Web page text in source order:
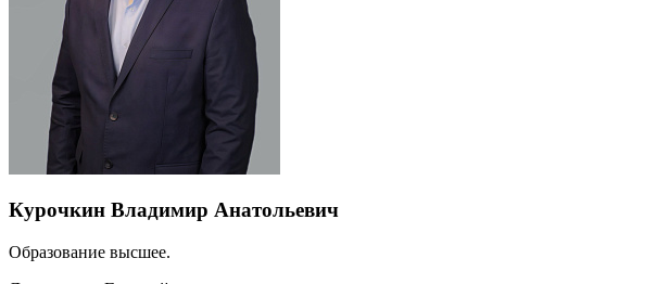
Курочкин Владимир Анатольевич
Образование высшее.